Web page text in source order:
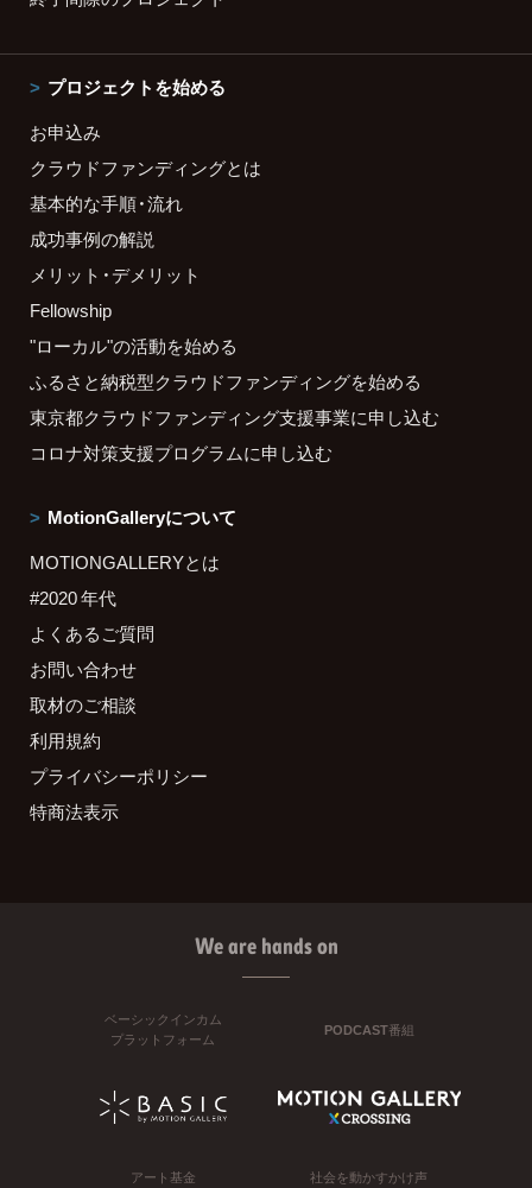
プロジェクトを始める
お申込み
クラウドファンディングとは
基本的な手順・流れ
成功事例の解説
メリット・デメリット
Fellowship
"ローカル"の活動を始める
ふるさと納税型クラウドファンディングを始める
東京都クラウドファンディング支援事業に申し込む
コロナ対策支援プログラムに申し込む
MotionGalleryについて
MOTIONGALLERYとは
#2020 年代
よくあるご質問
お問い合わせ
取材のご相談
利用規約
プライバシーポリシー
特商法表示
We are hands on
ベーシックインカム
プラットフォーム
PODCAST番組
アート基金 社会を動かすかけ声